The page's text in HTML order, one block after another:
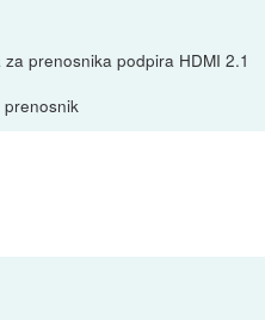
prenosnika podpira HDMI 2.1